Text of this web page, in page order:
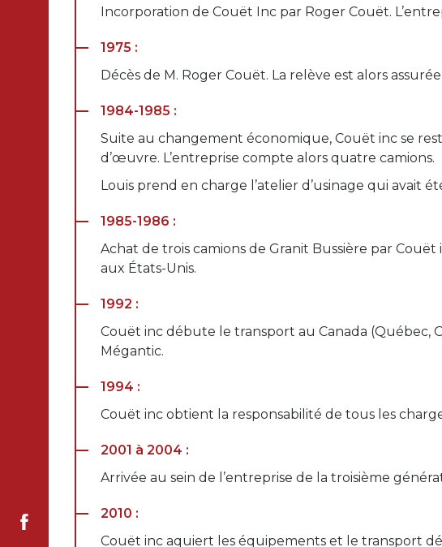
Incorporation de Couët Inc par Roger Couët.
1975 :
Décès de M. Roger Couët. La relève est alors
1984-1985 :
Suite au changement économique, Couët inc se
d’œuvre. L’entreprise compte alors quatre camions.
Louis prend en charge l’atelier d’usinage qui avait
1985-1986 :
Achat de trois camions de Granit Bussière par
aux États-Unis.
1992 :
Couët inc débute le transport au Canada (Québec,
Mégantic.
1994 :
Couët inc obtient la responsabilité de tous les
2001 à 2004 :
Arrivée au sein de l’entreprise de la troisième
2010 :
Couët inc aquiert les équipements et le transport